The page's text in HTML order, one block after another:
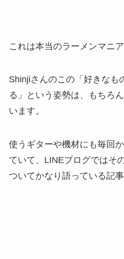
これは本当のラーメンマニ
Shinjiさんのこの「好きなも
る」という姿勢は、もちろ
います。
使うギターや機材にも毎回
ていて、LINEブログではそ
ついてかなり語っている記事